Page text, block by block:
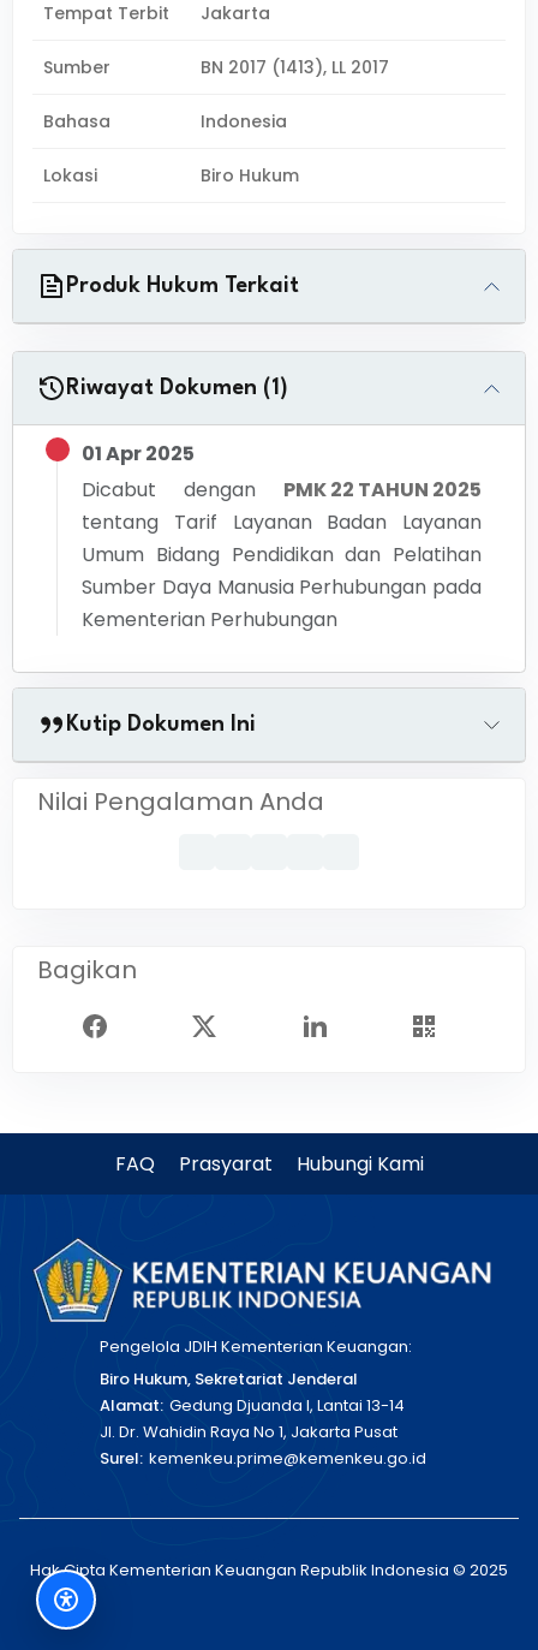
Tempat Terbit Jakarta
Sumber BN 2017 (1413), LL 2017
Bahasa Indonesia
Lokasi Biro Hukum
Produk Hukum Terkait
Riwayat Dokumen (1)
01 Apr 2025
Dicabut dengan
PMK 22 TAHUN 2025
tentang Tarif Layanan Badan Layanan
Umum Bidang Pendidikan dan Pelatihan
Sumber Daya Manusia Perhubungan pada
Kementerian Perhubungan
Kutip Dokumen Ini
Nilai Pengalaman Anda
Bagikan
FAQ Prasyarat Hubungi Kami
Pengelola JDIH Kementerian Keuangan:
Biro Hukum, Sekretariat Jenderal
Alamat: Gedung Djuanda I, Lantai 13-14
Jl. Dr. Wahidin Raya No 1, Jakarta Pusat
Surel: kemenkeu.prime@kemenkeu.go.id
Hak Cipta Kementerian Keuangan Republik Indonesia © 2025